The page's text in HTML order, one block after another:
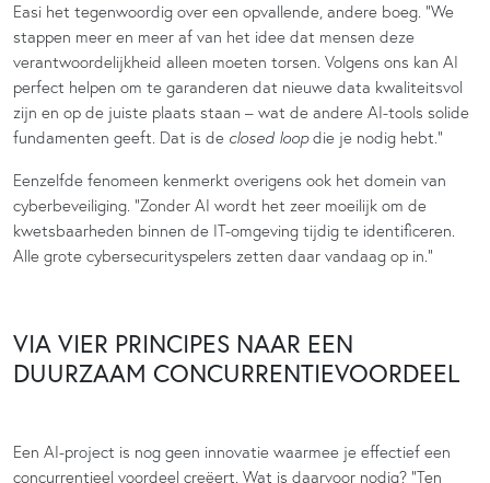
Easi het tegenwoordig over een opvallende, andere boeg. “We
stappen meer en meer af van het idee dat mensen deze
verantwoordelijkheid alleen moeten torsen. Volgens ons kan AI
perfect helpen om te garanderen dat nieuwe data kwaliteitsvol
zijn en op de juiste plaats staan – wat de andere AI-tools solide
fundamenten geeft. Dat is de closed loopdie je nodig hebt.”
Eenzelfde fenomeen kenmerkt overigens ook het domein van
cyberbeveiliging. “Zonder AI wordt het zeer moeilijk om de
kwetsbaarheden binnen de IT-omgeving tijdig te identificeren.
Alle grote cybersecurityspelers zetten daar vandaag op in.”
VIA VIER PRINCIPES NAAR EEN
DUURZAAM CONCURRENTIEVOORDEEL
Een AI-project is nog geen innovatie waarmee je effectief een
concurrentieel voordeel creëert. Wat is daarvoor nodig? “Ten